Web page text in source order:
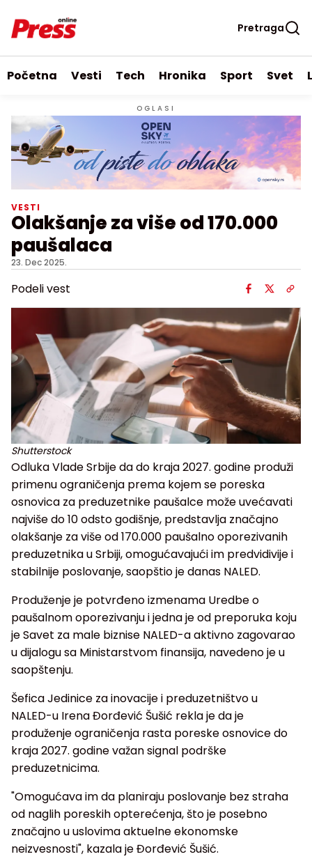
Pretraga
Početna Vesti Tech Hronika Sport Svet
OGLASI
VESTI
Olakšanje za više od 170.000
paušalaca
23. Dec 2025.
Podeli vest
Shutterstock
Odluka Vlade Srbije da do kraja 2027. godine produži
primenu ograničenja prema kojem se poreska
osnovica za preduzetnike paušalce može uvećavati
najviše do 10 odsto godišnje, predstavlja značajno
olakšanje za više od 170.000 paušalno oporezivanih
preduzetnika u Srbiji, omogućavajući im predvidivije i
stabilnije poslovanje, saopštio je danas NALED.
Produženje je potvrđeno izmenama Uredbe o
paušalnom oporezivanju i jedna je od preporuka koju
je Savet za male biznise NALED-a aktivno zagovarao
u dijalogu sa Ministarstvom finansija, navedeno je u
saopštenju.
Šefica Jedinice za inovacije i preduzetništvo u
NALED-u Irena Đorđević Šušić rekla je da je
produženje ograničenja rasta poreske osnovice do
kraja 2027. godine važan signal podrške
preduzetnicima.
"Omogućava im da planiraju poslovanje bez straha
od naglih poreskih opterećenja, što je posebno
značajno u uslovima aktuelne ekonomske
neizvesnosti", kazala je Đorđević Šušić.